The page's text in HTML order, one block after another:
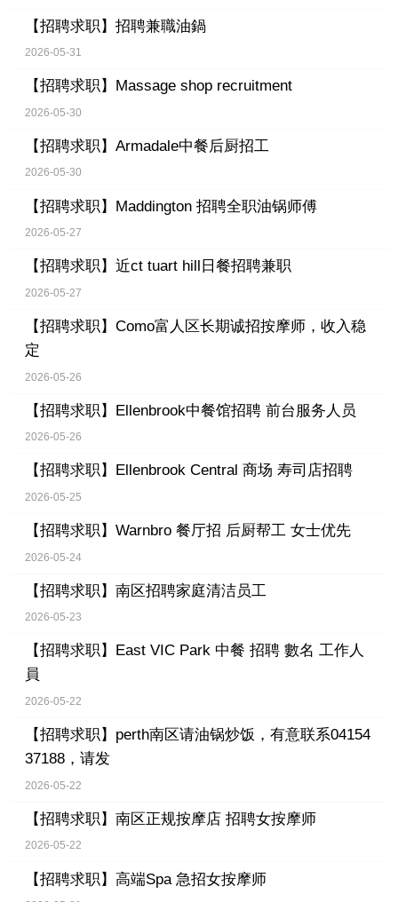
【招聘求职】 招聘兼職油鍋
2026-05-31
【招聘求职】 Massage shop recruitment
2026-05-30
【招聘求职】 Armadale中餐后厨招工
2026-05-30
【招聘求职】 Maddington 招聘全职油锅师傅
2026-05-27
【招聘求职】 近ct tuart hill日餐招聘兼职
2026-05-27
【招聘求职】 Como富人区长期诚招按摩师，收入稳
定
2026-05-26
【招聘求职】 Ellenbrook中餐馆招聘 前台服务人员
2026-05-26
【招聘求职】 Ellenbrook Central 商场 寿司店招聘
2026-05-25
【招聘求职】 Warnbro 餐厅招 后厨帮工 女士优先
2026-05-24
【招聘求职】 南区招聘家庭清洁员工
2026-05-23
【招聘求职】
East VIC Park 中餐 招聘 數名 工作人
員
2026-05-22
【招聘求职】 perth南区请油锅炒饭，有意联系04154
37188，请发
2026-05-22
【招聘求职】 南区正规按摩店 招聘女按摩师
2026-05-22
【招聘求职】 高端Spa 急招女按摩师